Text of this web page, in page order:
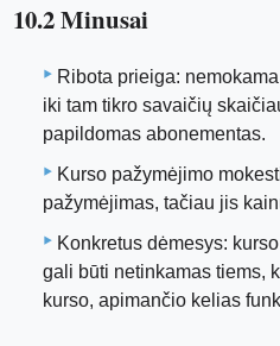
10.2 Minusai
Ribota prieiga:
iki tam tikro savaičių
papildomas abonementas.
Kurso pažymėjimo
pažymėjimas, tačiau jis
Konkretus dėmesys:
gali būti netinkamas tiems,
kurso, apimančio kelias